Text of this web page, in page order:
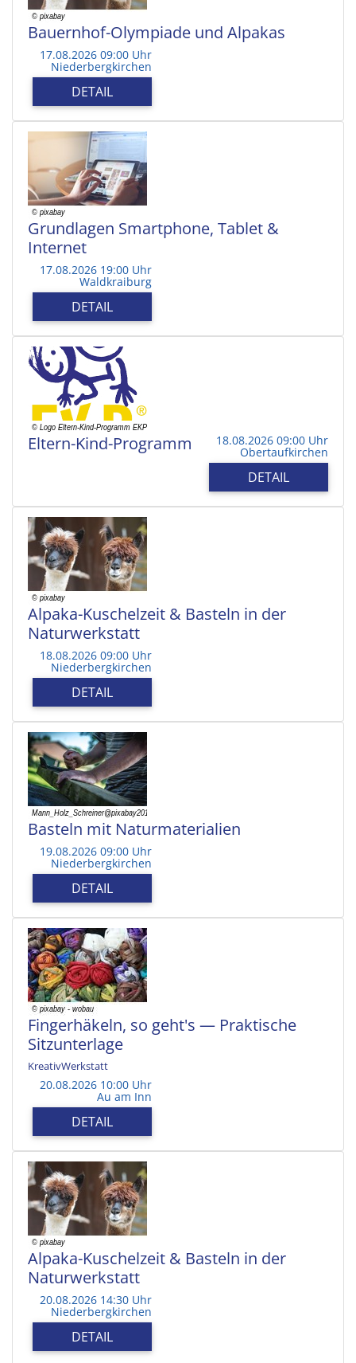
Bauernhof-Olympiade und Alpakas
17.08.2026 09:00 Uhr
Niederbergkirchen
DETAIL
Grundlagen Smartphone, Tablet &
Internet
17.08.2026 19:00 Uhr
Waldkraiburg
DETAIL
Eltern-Kind-Programm 18.08.2026 09:00 Uhr
Obertaufkirchen
DETAIL
Alpaka-Kuschelzeit & Basteln in der
Naturwerkstatt
18.08.2026 09:00 Uhr
Niederbergkirchen
DETAIL
Basteln mit Naturmaterialien
19.08.2026 09:00 Uhr
Niederbergkirchen
DETAIL
Fingerhäkeln, so geht's — Praktische
Sitzunterlage
KreativWerkstatt
20.08.2026 10:00 Uhr
Au am Inn
DETAIL
Alpaka-Kuschelzeit & Basteln in der
Naturwerkstatt
20.08.2026 14:30 Uhr
Niederbergkirchen
DETAIL